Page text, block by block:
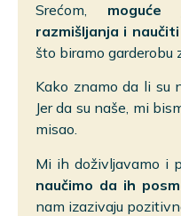
Srećom,
razmišljanja i
što biramo garderobu
Kako znamo da li su
Jer da su naše, mi
misao.
Mi ih doživljavamo i
naučimo da ih
nam izazivaju